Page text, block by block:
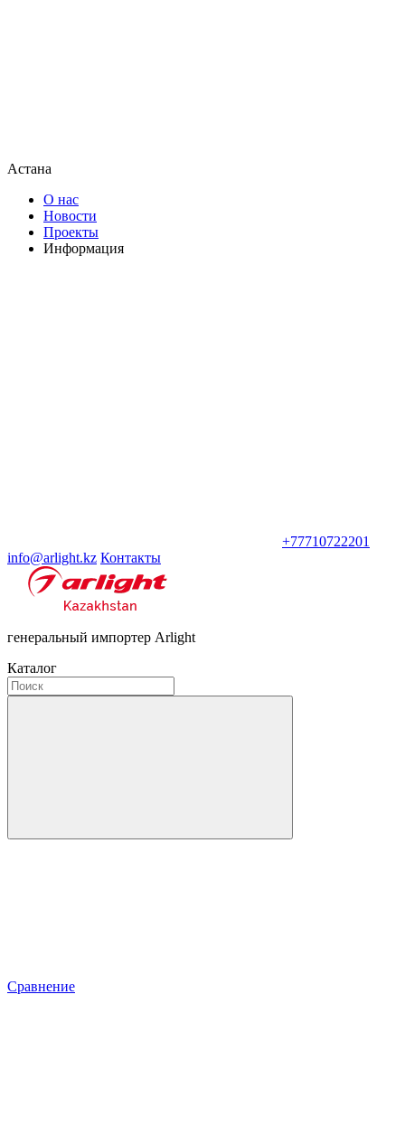
Астана
О нас
Новости
Проекты
Информация
+77710722201
info@arlight.kz Контакты
генеральный импортер Arlight
Каталог
Сравнение